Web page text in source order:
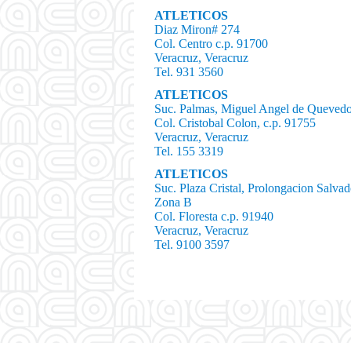
ATLETICOS
Diaz Miron# 274
Col. Centro c.p. 91700
Veracruz, Veracruz
Tel. 931 3560
ATLETICOS
Suc. Palmas, Miguel Angel de
Col. Cristobal Colon, c.p. 91755
Veracruz, Veracruz
Tel. 155 3319
ATLETICOS
Suc. Plaza Cristal, Prolongacion
Zona B
Col. Floresta c.p. 91940
Veracruz, Veracruz
Tel. 9100 3597